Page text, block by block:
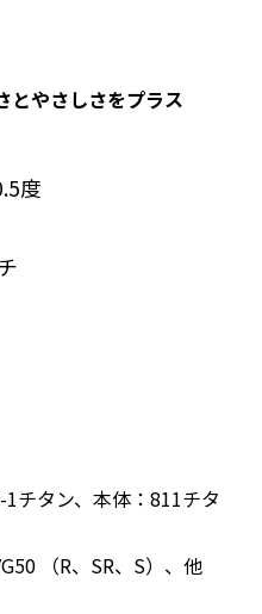
とやさしさをプラス
度
チタン、本体：811チタ
（R、SR、S）、他